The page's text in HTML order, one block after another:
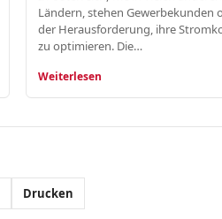
Ländern, stehen Gewerbekunden
der Herausforderung, ihre
zu optimieren. Die…
Weiterlesen
Drucken